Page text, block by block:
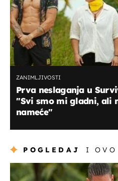
ZANIMLJIVOSTI
Prva neslaganja u
''Svi smo mi gladni, ali
nameće''
POGLEDAJ I OVO